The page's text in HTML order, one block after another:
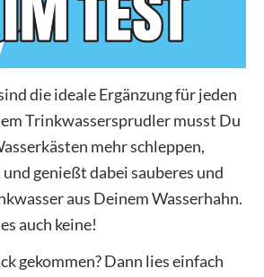
die ideale Ergänzung für jeden
Trinkwassersprudler musst Du
mehr schleppen,
genießt dabei sauberes und
aus Deinem Wasserhahn.
auch keine!
gekommen? Dann lies einfach